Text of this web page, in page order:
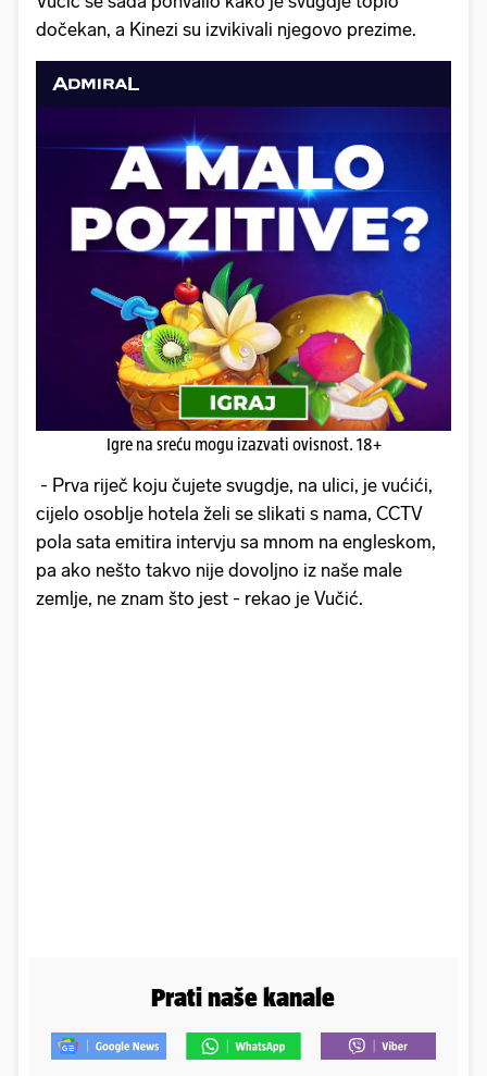
dočekan, a Kinezi su izvikivali njegovo prezime.
Igre na sreću mogu izazvati ovisnost. 18+
- Prva riječ koju čujete svugdje, na ulici, je vućići,
cijelo osoblje hotela želi se slikati s nama, CCTV
pola sata emitira intervju sa mnom na engleskom,
pa ako nešto takvo nije dovoljno iz naše male
zemlje, ne znam što jest - rekao je Vučić.
Prati naše kanale